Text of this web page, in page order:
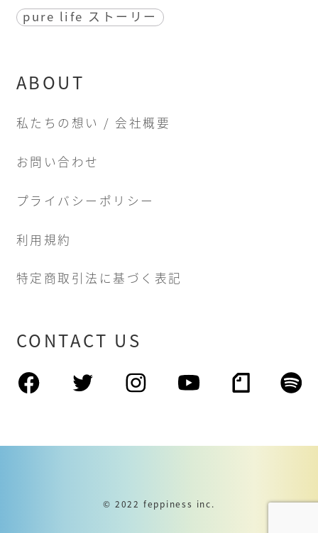
pure life ストーリー
ABOUT
私たちの想い / 会社概要
お問い合わせ
プライバシーポリシー
利用規約
特定商取引法に基づく表記
CONTACT US
© 2022 feppiness inc.